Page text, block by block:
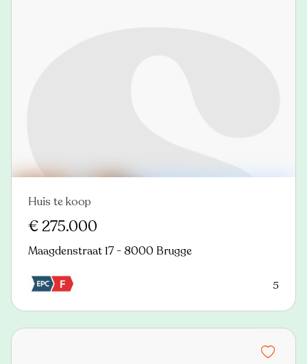
Nieuw
Huis te koop
€ 275.000
Maagdenstraat 17 - 8000 Brugge
5